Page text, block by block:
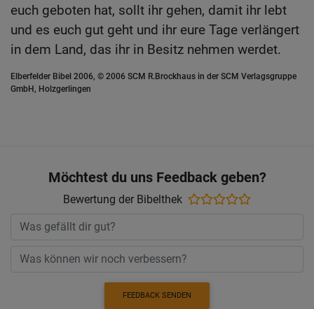
euch geboten hat, sollt ihr gehen, damit ihr lebt
und es euch gut geht und ihr eure Tage verlängert
in dem Land, das ihr in Besitz nehmen werdet.
Elberfelder Bibel 2006, © 2006 SCM R.Brockhaus in der SCM Verlagsgruppe
GmbH, Holzgerlingen
Möchtest du uns Feedback geben?
Bewertung der Bibelthek
FEEDBACK SENDEN